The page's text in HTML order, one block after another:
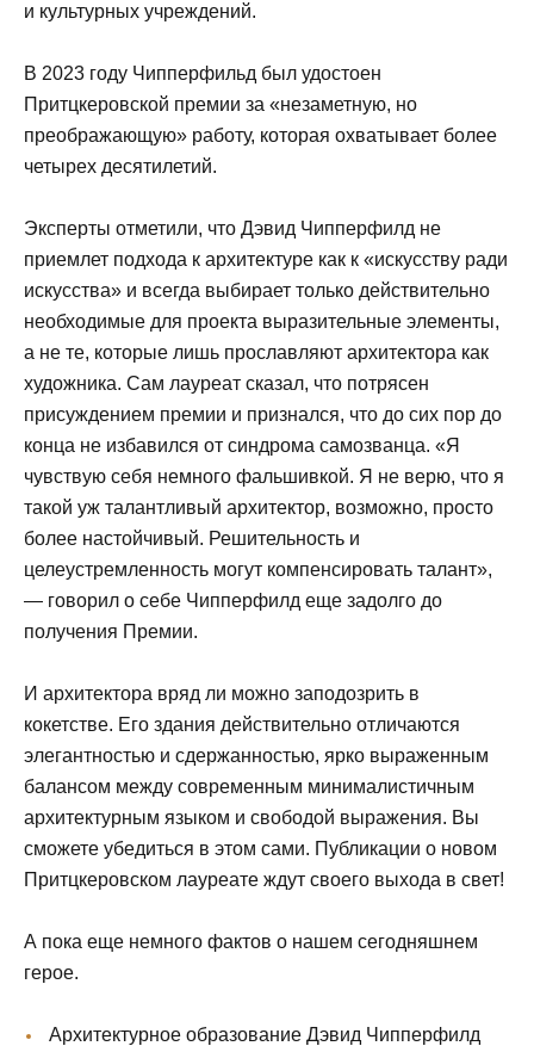
и культурных учреждений.
В 2023 году Чипперфильд был удостоен
Притцкеровской премии за «незаметную, но
преображающую» работу, которая охватывает более
четырех десятилетий.
Эксперты отметили, что Дэвид Чипперфилд не
приемлет подхода к архитектуре как к «искусству ради
искусства» и всегда выбирает только действительно
необходимые для проекта выразительные элементы,
а не те, которые лишь прославляют архитектора как
художника. Сам лауреат сказал, что потрясен
присуждением премии и признался, что до сих пор до
конца не избавился от синдрома самозванца. «Я
чувствую себя немного фальшивкой. Я не верю, что я
такой уж талантливый архитектор, возможно, просто
более настойчивый. Решительность и
целеустремленность могут компенсировать талант»,
— говорил о себе Чипперфилд еще задолго до
получения Премии.
И архитектора вряд ли можно заподозрить в
кокетстве. Его здания действительно отличаются
элегантностью и сдержанностью, ярко выраженным
балансом между современным минималистичным
архитектурным языком и свободой выражения. Вы
сможете убедиться в этом сами. Публикации о новом
Притцкеровском лауреате ждут своего выхода в свет!
А пока еще немного фактов о нашем сегодняшнем
герое.
Архитектурное образование Дэвид Чипперфилд